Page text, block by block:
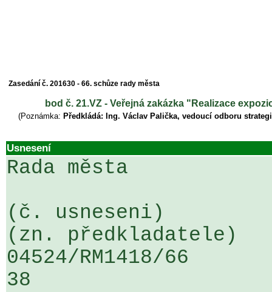
Zasedání č. 201630 - 66. schůze rady města
bod č. 21.VZ - Veřejná zakázka "Realizace
(Poznámka: Předkládá: Ing. Václav Palička, vedoucí odboru
Usnesení
Rada města
(č. usneseni)
(zn. předkladatele)
04524/RM1418/
38